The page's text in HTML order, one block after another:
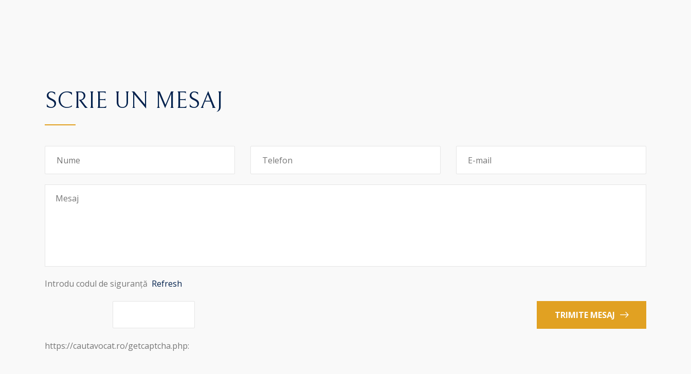
SCRIE UN MESAJ
Introdu codul de siguranță Refresh
TRIMITE MESAJ
https://cautavocat.ro/getcaptcha.php: